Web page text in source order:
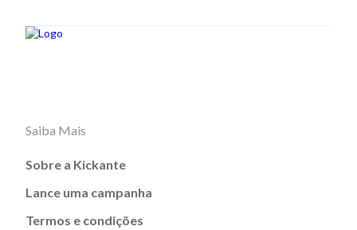
Saiba Mais
Sobre a Kickante
Lance uma campanha
Termos e condições